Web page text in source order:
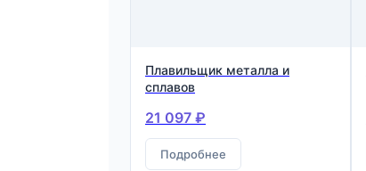
Плавильщик металла и
сплавов
21 097 ₽
Подробнее